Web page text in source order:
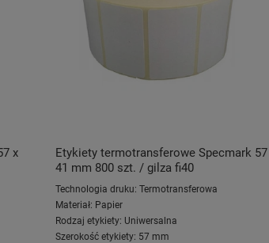
x
Etykiety termotransferowe Specmark
41 mm 800 szt. / gilza fi40
Technologia druku: Termotransferowa
Materiał: Papier
Rodzaj etykiety: Uniwersalna
Szerokość etykiety: 57 mm